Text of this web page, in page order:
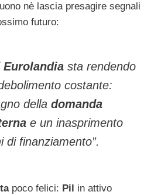
nè lascia presagire segnali
futuro:
Eurolandia sta rendendo
costante:
della domanda
e un inasprimento
di finanziamento”.
poco felici: Pil in attivo